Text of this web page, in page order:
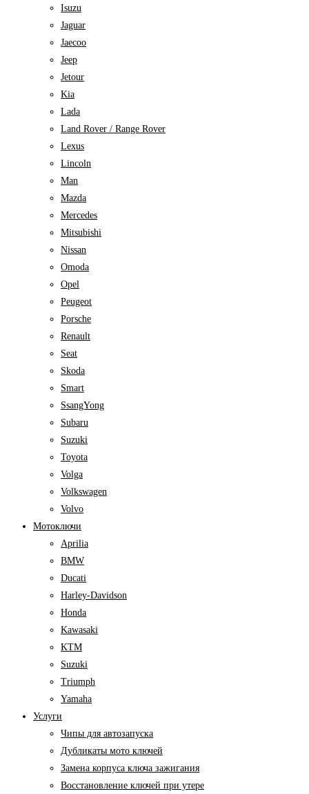
Isuzu
Jaguar
Jaecoo
Jeep
Jetour
Kia
Lada
Land Rover / Range Rover
Lexus
Lincoln
Man
Mazda
Mercedes
Mitsubishi
Nissan
Omoda
Opel
Peugeot
Porsche
Renault
Seat
Skoda
Smart
SsangYong
Subaru
Suzuki
Toyota
Volga
Volkswagen
Volvo
Мотоключи
Aprilia
BMW
Ducati
Harley-Davidson
Honda
Kawasaki
KTM
Suzuki
Triumph
Yamaha
Услуги
Чипы для автозапуска
Дубликаты мото ключей
Замена корпуса ключа зажигания
Восстановление ключей при утере